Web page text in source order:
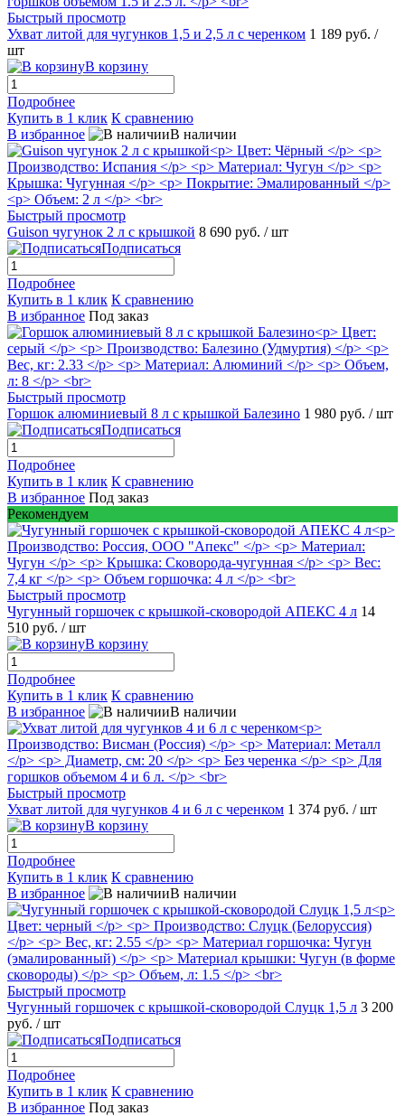
Быстрый просмотр
Ухват литой для чугунков 1,5 и 2,5 л с черенком 1 189 руб. /
шт
В корзину
Подробнее
Купить в 1 клик К сравнению
В избранное
В наличии
Быстрый просмотр
Guison чугунок 2 л с крышкой 8 690 руб. / шт
Подписаться
Подробнее
Купить в 1 клик К сравнению
В избранное Под заказ
Быстрый просмотр
Горшок алюминиевый 8 л с крышкой Балезино 1 980 руб. / шт
Подписаться
Подробнее
Купить в 1 клик К сравнению
В избранное Под заказ
Рекомендуем
Быстрый просмотр
Чугунный горшочек с крышкой-сковородой АПЕКС 4 л 14
510 руб. / шт
В корзину
Подробнее
Купить в 1 клик К сравнению
В избранное
В наличии
Быстрый просмотр
Ухват литой для чугунков 4 и 6 л с черенком 1 374 руб. / шт
В корзину
Подробнее
Купить в 1 клик К сравнению
В избранное
В наличии
Быстрый просмотр
Чугунный горшочек с крышкой-сковородой Слуцк 1,5 л 3 200
руб. / шт
Подписаться
Подробнее
Купить в 1 клик К сравнению
В избранное Под заказ